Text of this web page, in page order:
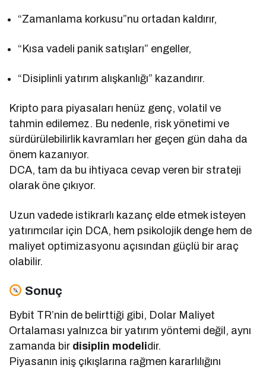
“Zamanlama korkusu”nu ortadan kaldırır,
“Kısa vadeli panik satışları” engeller,
“Disiplinli yatırım alışkanlığı” kazandırır.
Kripto para piyasaları henüz genç, volatil ve
tahmin edilemez. Bu nedenle, risk yönetimi ve
sürdürülebilirlik kavramları her geçen gün daha da
önem kazanıyor.
DCA, tam da bu ihtiyaca cevap veren bir strateji
olarak öne çıkıyor.
Uzun vadede istikrarlı kazanç elde etmek isteyen
yatırımcılar için DCA, hem psikolojik denge hem de
maliyet optimizasyonu açısından güçlü bir araç
olabilir.
Sonuç
Bybit TR’nin de belirttiği gibi, Dolar Maliyet
Ortalaması yalnızca bir yatırım yöntemi değil, aynı
zamanda bir disiplin modelidir.
Piyasanın iniş çıkışlarına rağmen kararlılığını